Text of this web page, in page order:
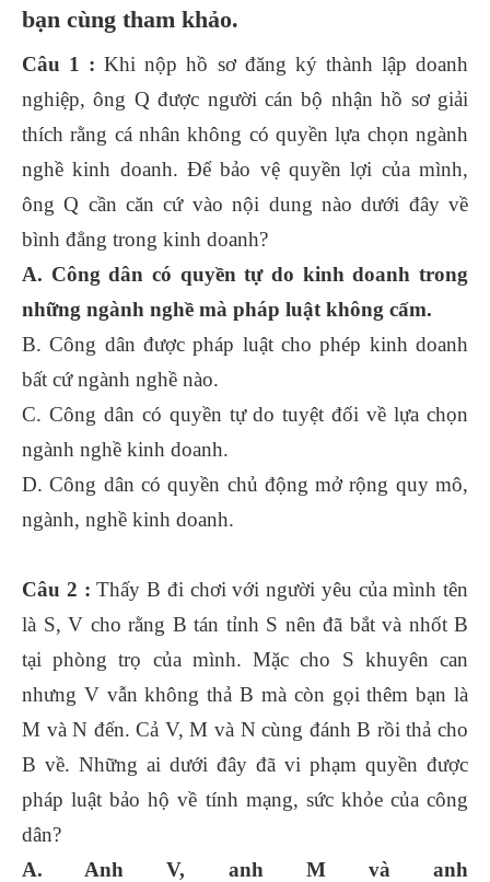
bạn cùng tham khảo.
Câu 1 : Khi nộp hồ sơ đăng ký thành lập doanh
nghiệp, ông Q được người cán bộ nhận hồ sơ giải
thích rằng cá nhân không có quyền lựa chọn ngành
nghề kinh doanh. Để bảo vệ quyền lợi của mình,
ông Q cần căn cứ vào nội dung nào dưới đây về
bình đẳng trong kinh doanh?
A. Công dân có quyền tự do kinh doanh trong
những ngành nghề mà pháp luật không cấm.
B. Công dân được pháp luật cho phép kinh doanh
bất cứ ngành nghề nào.
C. Công dân có quyền tự do tuyệt đối về lựa chọn
ngành nghề kinh doanh.
D. Công dân có quyền chủ động mở rộng quy mô,
ngành, nghề kinh doanh.
Câu 2 : Thấy B đi chơi với người yêu của mình tên
là S, V cho rằng B tán tỉnh S nên đã bắt và nhốt B
tại phòng trọ của mình. Mặc cho S khuyên can
nhưng V vẫn không thả B mà còn gọi thêm bạn là
M và N đến. Cả V, M và N cùng đánh B rồi thả cho
B về. Những ai dưới đây đã vi phạm quyền được
pháp luật bảo hộ về tính mạng, sức khỏe của công
dân?
A. Anh V, anh M và anh